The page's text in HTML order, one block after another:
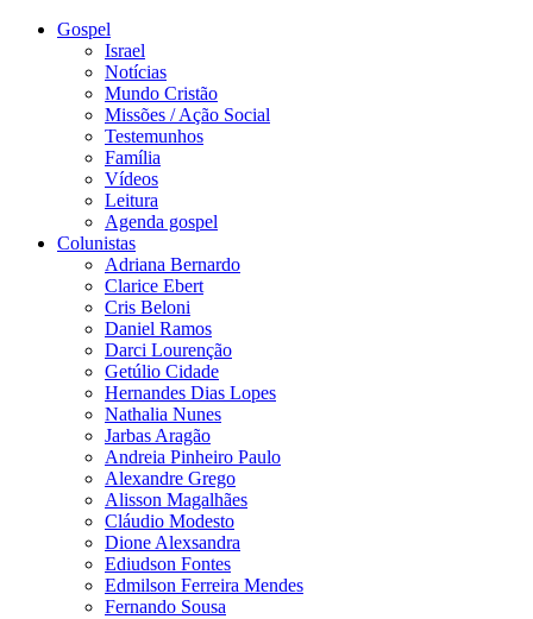
Gospel
Israel
Notícias
Mundo Cristão
Missões / Ação Social
Testemunhos
Família
Vídeos
Leitura
Agenda gospel
Colunistas
Adriana Bernardo
Clarice Ebert
Cris Beloni
Daniel Ramos
Darci Lourenção
Getúlio Cidade
Hernandes Dias Lopes
Nathalia Nunes
Jarbas Aragão
Andreia Pinheiro Paulo
Alexandre Grego
Alisson Magalhães
Cláudio Modesto
Dione Alexsandra
Ediudson Fontes
Edmilson Ferreira Mendes
Fernando Sousa